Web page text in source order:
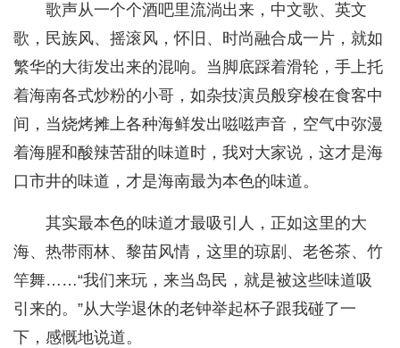
歌声从一个个酒吧里流淌出来，中文歌、英文
歌，民族风、摇滚风，怀旧、时尚融合成一片，就如
繁华的大街发出来的混响。当脚底踩着滑轮，手上托
着海南各式炒粉的小哥，如杂技演员般穿梭在食客中
间，当烧烤摊上各种海鲜发出嗞嗞声音，空气中弥漫
着海腥和酸辣苦甜的味道时，我对大家说，这才是海
口市井的味道，才是海南最为本色的味道。
其实最本色的味道才最吸引人，正如这里的大
海、热带雨林、黎苗风情，这里的琼剧、老爸茶、竹
竿舞……“我们来玩，来当岛民，就是被这些味道吸
引来的。”从大学退休的老钟举起杯子跟我碰了一
下，感慨地说道。